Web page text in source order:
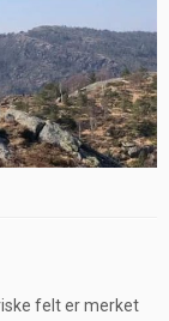
felt er merket